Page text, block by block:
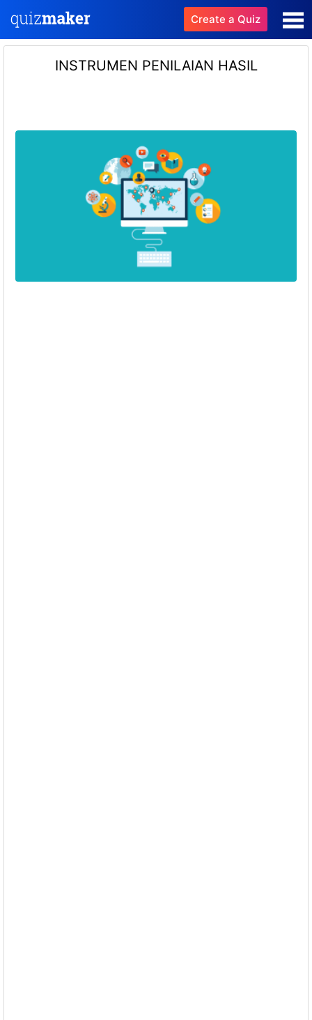
Create a Quiz
INSTRUMEN PENILAIAN HASIL